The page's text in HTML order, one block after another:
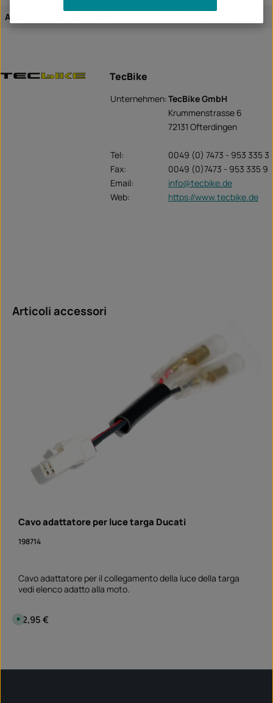
Assegnazione dell'articolo:
TecBike
Unternehmen:TecBike GmbH
Krummenstrasse 6
72131 Ofterdingen
Tel:
0049 (0) 7473 - 953 335 3
Fax:
0049 (0)7473 - 953 335 9
Email:
info@tecbike.de
Web:
https://www.tecbike.de
Salta la galleria dei prodotti
Articoli accessori
Cavo adattatore per luce targa Ducati
198714
Cavo adattatore per il collegamento della luce della targa
vedi elenco adatto alla moto.
Prezzo normale:
D
i
b
12,95 €